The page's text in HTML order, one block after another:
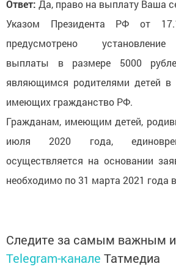
Ответ: Да, право на выплату Ваша
Указом Президента РФ от
предусмотрено
выплаты в размере 5000
являющимся родителями детей в
имеющих гражданство РФ.
Гражданам, имеющим детей,
июля 2020 года,
осуществляется на основании
необходимо по 31 марта 2021 года
Следите за самым важным
Telegram-канале Татмедиа